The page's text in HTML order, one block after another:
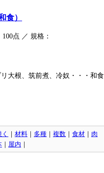
食）
点 ／ 規格：
大根、筑前煮、冷奴・・・和食
｜ 材料 ｜ 多種 ｜ 複数 ｜ 食材 ｜ 肉
｜ 屋内 ｜